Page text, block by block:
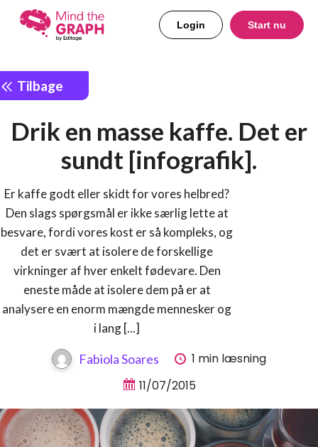
Login Start nu
Tilbage
Drik en masse kaffe. Det er
sundt [infografik].
Er kaffe godt eller skidt for vores helbred?
Den slags spørgsmål er ikke særlig lette at
besvare, fordi vores kost er så kompleks, og
det er svært at isolere de forskellige
virkninger af hver enkelt fødevare. Den
eneste måde at isolere dem på er at
analysere en enorm mængde mennesker og
i lang [...]
Fabiola Soares
1 min læsning
11/07/2015